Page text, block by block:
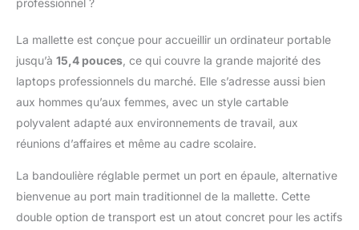
format A4 et iMac/Mac
Book/Air d’Apple.|
Poids: 1000g | Modèle:
Maguire | Marque: SID
& VAIN Idéal pour:
ordinateur portable,
macbook de 15,4
ARTISANAL -
MAROQUINERIE: ✔
L'article en cuir est fait
main 100%. La marque
professionnel ?
La mallette est conçue pour accueillir un ordinateur portable
jusqu’à 15,4 pouces , ce qui couvre la grande majorité des
laptops professionnels du marché. Elle s’adresse aussi bien
aux hommes qu’aux femmes, avec un style cartable
polyvalent adapté aux environnements de travail, aux
réunions d’affaires et même au cadre scolaire.
La bandoulière réglable permet un port en épaule, alternative
bienvenue au port main traditionnel de la mallette. Cette
double option de transport est un atout concret pour les actifs